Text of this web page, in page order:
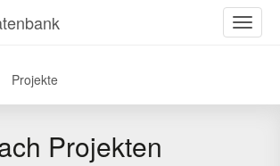
ein-/
Projekte
Projekten